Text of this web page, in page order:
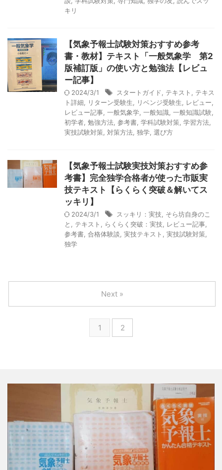
キリ
【気象予報士試験対策おすすめ参考
書・教材】テキスト「一般気象学 第2
版補訂版」の使い方と勉強法【レビュ
ー記事】
2024/3/1 スタートガイド テキスト
テキス
ト詳細
リターン受験生 リベンジ受験生 レビュー
レビュー記事 一般気象学 一般知識 一般知識試験
初学者 勉強方法 参考書 学科試験対策 学習方法
実技試験対策 対策方法 独学 選び方
【気象予報士試験実技対策おすすめ参
考書】完全独学合格者が使った市販実
技テキスト【らくらく突破＆解いてス
ッキリ】
2024/3/1 スッキリ：実技 そら坊自身のこ
と
テキスト らくらく突破：実技 レビュー記事
参考書 合格体験談 実技テキスト 実技試験対策
独学
1 2
Next »